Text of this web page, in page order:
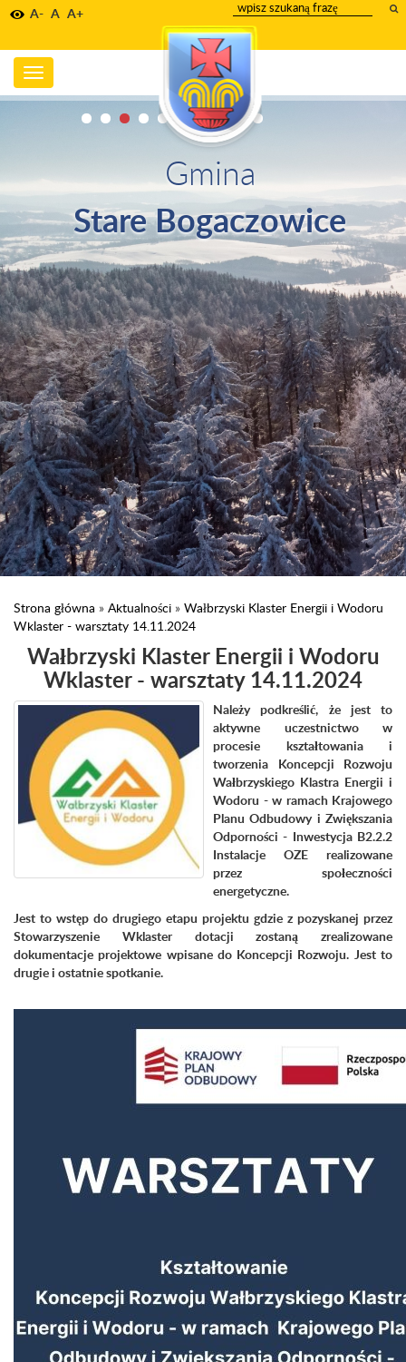
A- A A+
wpisz
szukany
tekst
Toggle
navigation
Gmina
Stare Bogaczowice
Strona główna » Aktualności » Wałbrzyski Klaster Energii i Wodoru
Wklaster - warsztaty 14.11.2024
Wałbrzyski Klaster Energii i Wodoru
Wklaster - warsztaty 14.11.2024
Należy podkreślić, że jest to
aktywne uczestnictwo w
procesie kształtowania i
tworzenia Koncepcji Rozwoju
Wałbrzyskiego Klastra Energii i
Wodoru - w ramach Krajowego
Planu Odbudowy i Zwiększania
Odporności - Inwestycja B2.2.2
Instalacje OZE realizowane
przez społeczności
energetyczne.
Jest to wstęp do drugiego etapu projektu gdzie z pozyskanej przez
Stowarzyszenie Wklaster dotacji zostaną zrealizowane
dokumentacje projektowe wpisane do Koncepcji Rozwoju. Jest to
drugie i ostatnie spotkanie.